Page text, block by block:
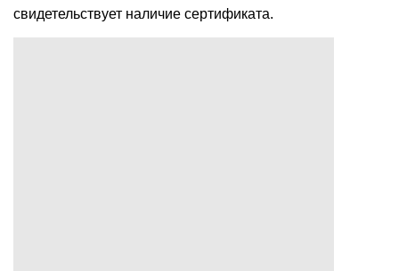
свидетельствует наличие сертификата.